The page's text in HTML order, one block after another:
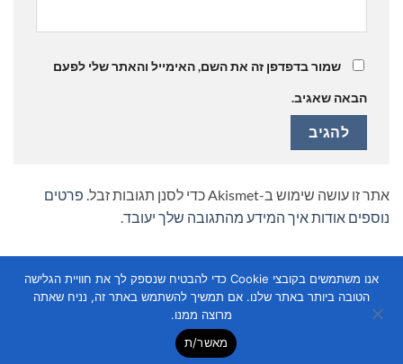
שמור בדפדפן זה את השם, האימייל והאתר שלי לפעם
הבאה שאגיב.
אתר זו עושה שימוש ב-Akismet כדי לסנן תגובות זבל.
פרטים
נוספים אודות איך המידע מהתגובה שלך יעובד
Copyright 2026 ©Flatsome Theme
אנו משתמשים בקובצי Cookie כדי להבטיח שנספק לך את חוויית הגלישה
הטובה ביותר באתר שלנו. אם תמשיך להשתמש באתר זה, נניח שאתה
מרוצה ממנו.
מאשר/ת